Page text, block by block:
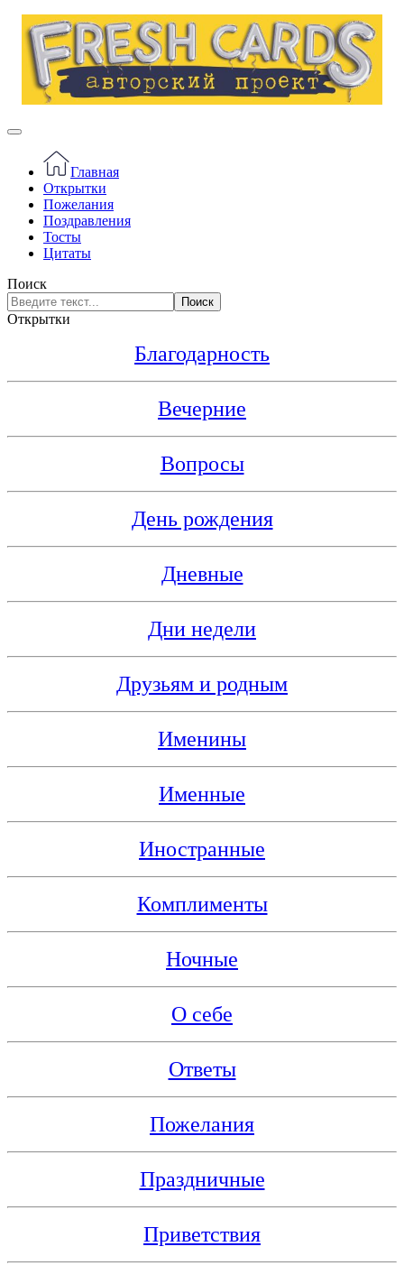
Главная
Открытки
Пожелания
Поздравления
Тосты
Цитаты
Поиск
Поиск
Открытки
Благодарность
Вечерние
Вопросы
День рождения
Дневные
Дни недели
Друзьям и родным
Именины
Именные
Иностранные
Комплименты
Ночные
О себе
Ответы
Пожелания
Праздничные
Приветствия